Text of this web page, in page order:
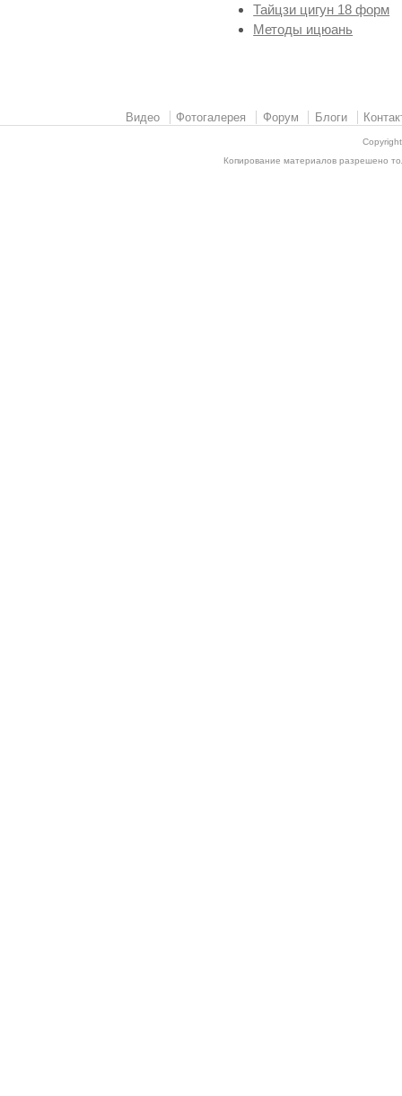
Тайцзи цигун 18 форм
Методы ицюань
Видео Фотогалерея Форум Блоги
Копирование материалов разрешено